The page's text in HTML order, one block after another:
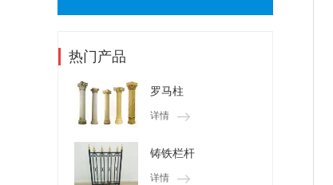
热门产品
罗马柱
详情
铸铁栏杆
详情